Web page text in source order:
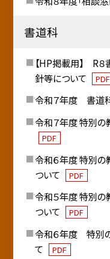
書道科
【HP掲載用】 R
針等について
PDF
令和７年度 書道
令和７年度 特別
PDF
令和６年度 特別の
ついて
PDF
令和５年度 特別の
ついて
PDF
令和６年度 特別
て
PDF